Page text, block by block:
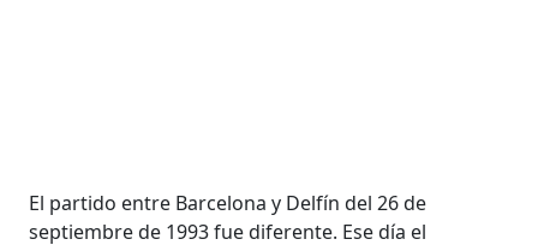
El partido entre Barcelona y Delfín del 26 de
septiembre de 1993 fue diferente. Ese día el